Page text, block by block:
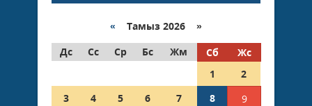
« Тамыз 2026 »
Дс
Сс Ср Бс Жм Сб
Жс
1
2
3
4 5 6 7 8
9